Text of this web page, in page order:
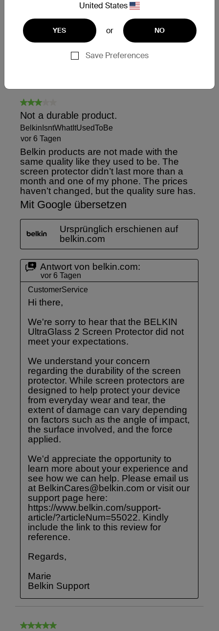
United States
YES or NO
Save Preferences